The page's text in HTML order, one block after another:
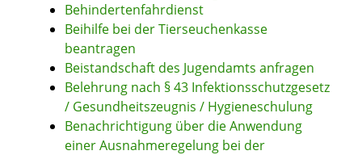
Behindertenfahrdienst
Beihilfe bei der Tierseuchenkasse
beantragen
Beistandschaft des Jugendamts anfragen
Belehrung nach § 43 Infektionsschutzgesetz
/ Gesundheitszeugnis / Hygieneschulung
Benachrichtigung über die Anwendung
einer Ausnahmeregelung bei der